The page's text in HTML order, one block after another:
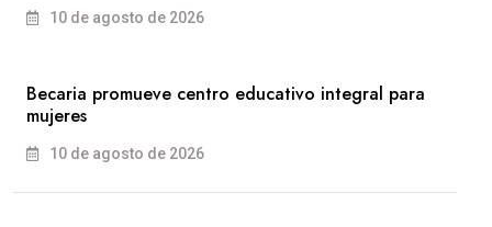
10 de agosto de 2026
Becaria promueve centro educativo integral para
mujeres
10 de agosto de 2026